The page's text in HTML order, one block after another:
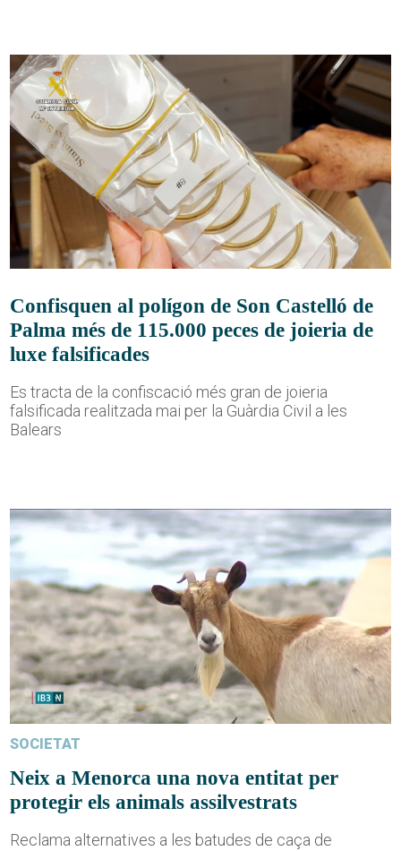
Confisquen al polígon de Son Castelló de
Palma més de 115.000 peces de joieria de
luxe falsificades
Es tracta de la confiscació més gran de joieria
falsificada realitzada mai per la Guàrdia Civil a les
Balears
SOCIETAT
Neix a Menorca una nova entitat per
protegir els animals assilvestrats
Reclama alternatives a les batudes de caça de